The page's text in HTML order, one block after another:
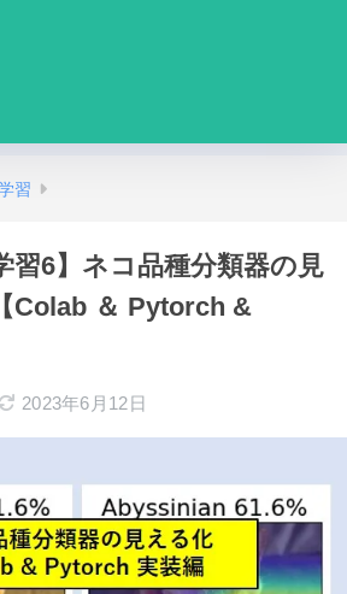
習
習6】ネコ品種分類器の見
Colab ＆ Pytorch &
2023年6月12日